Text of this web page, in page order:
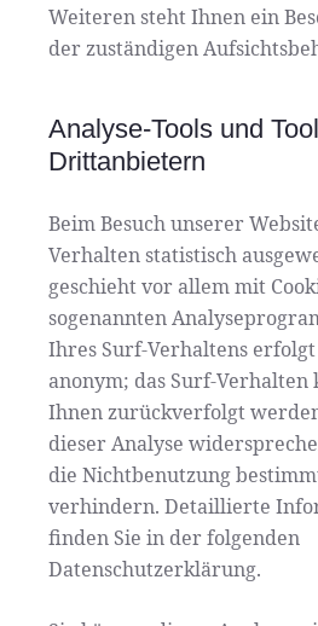
Weiteren steht Ihnen ein
der zuständigen
Analyse-Tools und
Drittanbietern
Beim Besuch unserer
Verhalten statistisch
geschieht vor allem mit
sogenannten
Ihres Surf-Verhaltens
anonym; das Surf-Verhalten
Ihnen zurückverfolgt
dieser Analyse
die Nichtbenutzung
verhindern. Detaillierte
finden Sie in der folgenden
Datenschutzerklärung.